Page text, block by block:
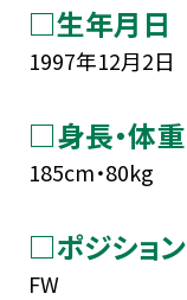
□生年月日
1997年12月2日
□身長・体重
185cm・80kg
□ポジション
FW